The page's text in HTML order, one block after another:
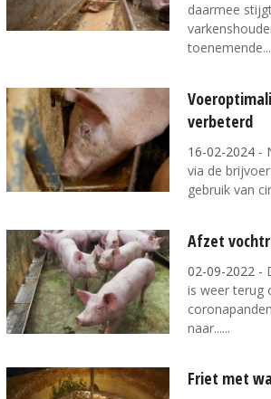
daarmee
toenemende...
verbeterd
16-02-2024 -
via de
gebruik van
Afzet
02-09-2022 -
is weer terug
naar...
Friet met